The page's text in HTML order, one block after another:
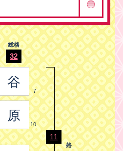
総格
32
谷
7
原
10
11